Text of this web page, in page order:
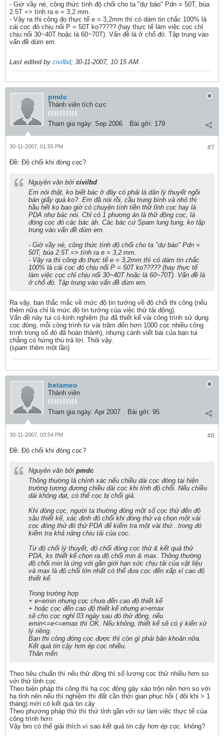
- Giờ vầy nè, công thức tính độ chối cho ta "dự báo" Pdn = 50T, búa
2.5T => tính ra e = 3,2 mm.
- Vậy ra thi công đo thực tế e = 3,2mm thì có dám tin chắc 100% là
cái cọc đó chịu nổi P = 50T ko????? (hay thực tế làm việc cọc chỉ
chịu nổi 30~40T hoặc là 60~70T). Vấn đề là ở chổ đó. Tập trung vào
vấn đề dùm em.
Last edited by civilbd; 30-11-2007, 10:15 AM.
pmdc
Thành viên tích cực
Tham gia ngày: Sep 2006 Bài gởi: 179
#7
30-11-2007, 01:55 PM
Ðề: Độ chối khi đóng cọc?
Nguyên văn bởi civilbd
Em nói thật, ko biết bác ở đây có phải là dân lý thuyết ngồi
bàn giấy quá ko?. Em đã nói rồi, cầu trung bình và nhỏ thì
hầu hết ko bao giờ có chuyện tính tiền thữ tĩnh cọc hay là
PDA như bác nói. Chỉ có 1 phương án là thữ động cọc, là
đóng cọc đó các bác àh. Các bác cứ Spam lung tung, ko tập
trung vào vấn đề dùm em.
- Giờ vầy nè, công thức tính độ chối cho ta "dự báo" Pdn =
50T, búa 2.5T => tính ra e = 3,2 mm.
- Vậy ra thi công đo thực tế e = 3,2mm thì có dám tin chắc
100% là cái cọc đó chịu nổi P = 50T ko????? (hay thực tế
làm việc cọc chỉ chịu nổi 30~40T hoặc là 60~70T). Vấn đề là
ở chổ đó. Tập trung vào vấn đề dùm em.
Ra vậy, bạn thắc mắc về mức độ tin tưởng về độ chối thi công (nếu
thêm nữa chỉ là mức độ tin tưởng của việc thử tải động).
Vấn đề này tui có kinh nghiệm (tui đã thiết kế vài công trình sử dụng
cọc đóng, mỗi công trình từ vài trăm đến hơn 1000 cọc nhiều công
trình trong số đó đã hoàn thành), nhưng cánh viết bài của bạn tui
chẳng có hứng thú trả lời. Thôi vậy.
(spam thêm một lần)
betameo
Thành viên
Tham gia ngày: Apr 2007 Bài gởi: 95
#8
30-11-2007, 03:54 PM
Ðề: Độ chối khi đóng cọc?
Nguyên văn bởi pmdc
Thông thường là chính xác nếu chiều dài cọc đóng tại hiện
trường tương đương chiều dài cọc khi tính độ chối. Nếu chiều
dài không đạt, có thể cọc bị chối giả.
Khi đóng cọc, người ta thường đóng một số cọc thử đến độ
sâu thiết kế, xác định độ chối khi đóng thử và chọn một vài
cọc đóng thử đó thử PDA để kiểm tra một vài thứ...trong đó
kiểm tra khả năng chịu tải của cọc.
Từ độ chối lý thuyết, độ chối đóng cọc thử & kết quả thử
PDA, ks thiết kế chọn ra độ chối min & max. Thông thường
độ chối min là ứng với gần giới hạn sức chịu tải của vật liệu
và max là độ chối lớn nhất có thể đưa cọc đến xấp xỉ cao độ
thiết kế.
Trong trường hợp
+ e=emin nhưng cọc chưa đến cao độ thiết kế
+ hoặc cọc đến cao độ thiết kế nhưng e>emax
sẽ cho cọc nghỉ 03 ngày sau đó thử động, nếu
emin<=e<=emax thì OK. Nếu không, thiết kế sẽ có ý kiến xử
lý riêng.
Bạn thi công đóng cọc được thì còn gì phải băn khoăn nữa.
Kết quả tin cậy hơn ép cọc nhiều.
Thân mến
Theo tiêu chuẩn thì nếu thử động thì số lượng cọc thử nhiều hơn so
với thử tỉnh cọc.
Theo biện pháp thi công thì hạ cọc động gây xáo trộn nền hơn so với
hạ tỉnh nên nếu thí nghiệm thì đất cần thời gian phục hồi ( đôi khi > 1
tháng) mới có kết quả tin cậy
Theo phương pháp thử thì thử tỉnh gần với sự làm việc thực tế của
công trình hơn
Vậy bro có thể giải thích vì sao kết quả tin cậy hơn ép cọc. không?